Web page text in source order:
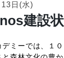
日(水)
建設
ミーでは、１